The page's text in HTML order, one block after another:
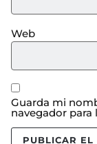
Web
Guarda mi
navegador